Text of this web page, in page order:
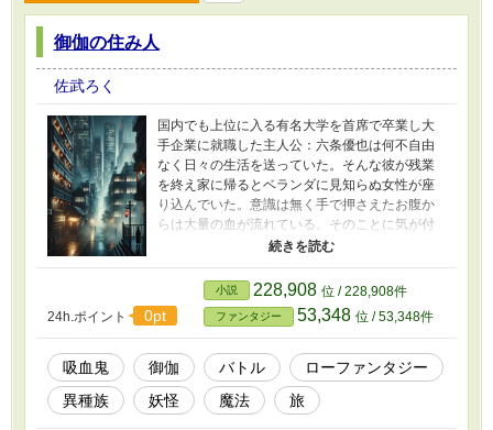
御伽の住み人
佐武ろく
国内でも上位に入る有名大学を首席で卒業し大
手企業に就職した主人公：六条優也は何不自由
なく日々の生活を送っていた。そんな彼が残業
を終え家に帰るとベランダに見知らぬ女性が座
り込んでいた。意識は無く手で押さえたお腹か
らは大量の血が流れている。そのことに気が付
き慌てて救急車を呼ぼうとした優也を止めるよ
うに窓ガラスを割り部屋に飛び込んできたソレ
に思わず手は止まり目を丸くした。その日を境
に人間社会の裏で生きる人ならざる者達【御
伽】と関り始める。そしてある事件をきっかけ
に六条優也は人間社会から御伽の世界へ足を踏
み入れるのであった。 ※この物語はフィクショ
ンです。実在の団体や人物と一切関係はありま
せん。
24h.ポイント 0pt
小説 228,908 位 / 228,908件
ファンタジー 53,348 位 / 53,348件
吸血鬼 御伽 バトル
ローファンタジー
異種族
妖怪 魔法 旅